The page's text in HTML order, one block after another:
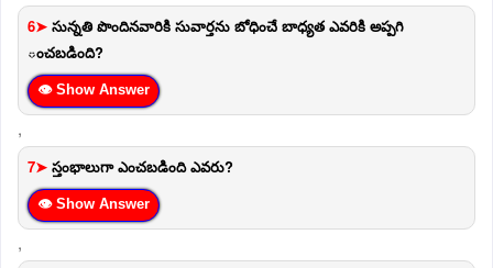
6➤ సున్నతి పొందినవారికి సువార్తను బోధించే బాధ్యత ఎవరికి అప్పగి
ంచబడింది?
👁 Show Answer
,
7➤ స్తంభాలుగా ఎంచబడింది ఎవరు?
👁 Show Answer
,